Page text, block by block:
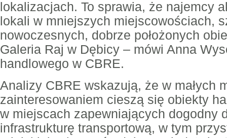
lokalizacjach. To sprawia, że najemcy
lokali w mniejszych miejscowościach,
nowoczesnych, dobrze położonych
Galeria Raj w Dębicy – mówi Anna
handlowego w CBRE.
Analizy CBRE wskazują, że w małych
zainteresowaniem cieszą się obiekty
w miejscach zapewniających dogodny
infrastrukturę transportową, w tym